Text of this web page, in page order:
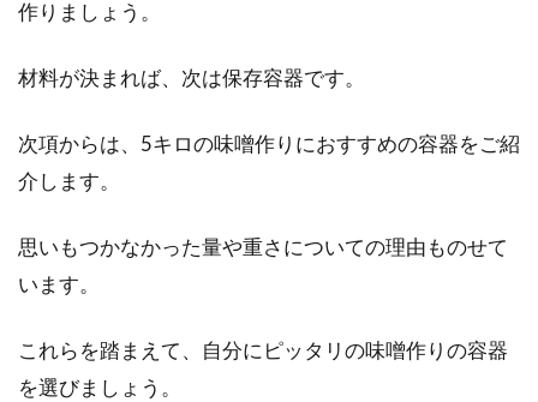
ます。関東に住んでいる人が関西に行けば、そ
の文化に...
すめの商品や使い方は？
た。昔は醤...
作りましょう。
材料が決まれば、次は保存容器です。
次項からは、5キロの味噌作りにおすすめの容器をご紹
介します。
思いもつかなかった量や重さについての理由ものせて
います。
これらを踏まえて、自分にピッタリの味噌作りの容器
を選びましょう。